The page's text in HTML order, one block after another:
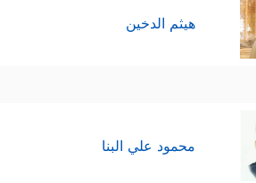
هيثم الدخين
محمود علي البنا